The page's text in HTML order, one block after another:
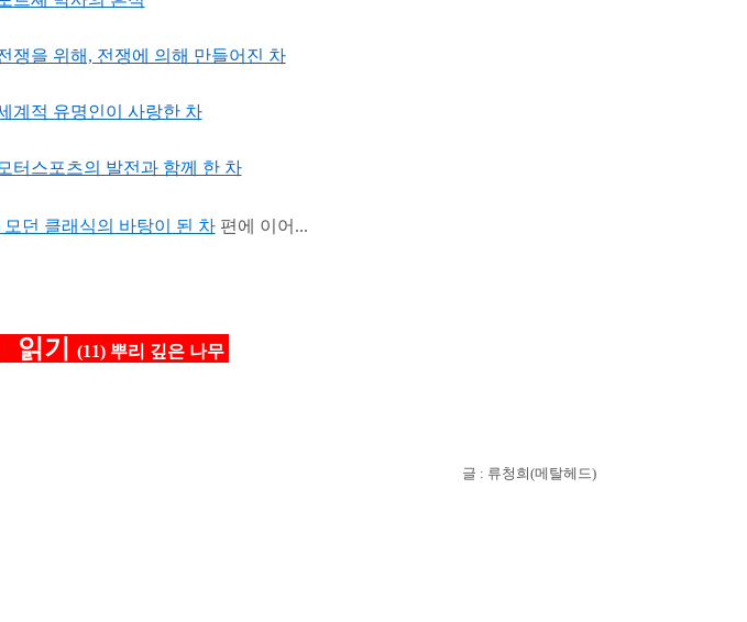
쟁을 위해, 전쟁에 의해 만들어진 차
계적 유명인이 사랑한 차
터스포츠의 발전과 함께 한 차
던 클래식의 바탕이 된 차편에 이어...
읽기 (11) 뿌리 깊은 나무
글 : 류청희(메탈헤드)